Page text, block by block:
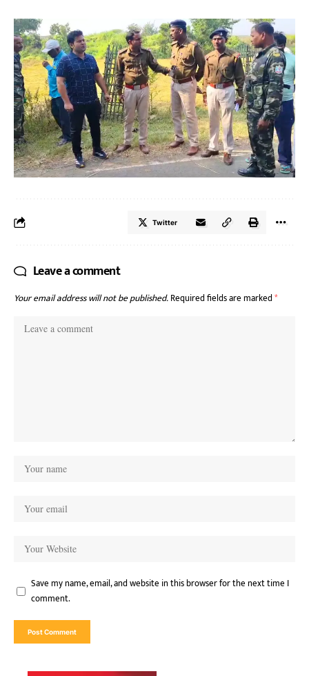
Twitter
Leave a comment
Your email address will not be published.Required fields are marked*
Save my name, email, and website in this browser for the next time I
comment.